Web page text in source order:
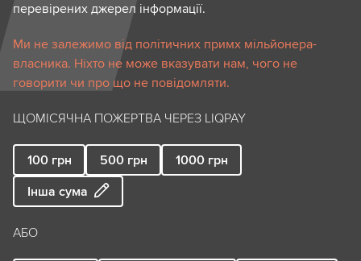
перевірених джерел інформації.
Ми не залежимо від політичних примх мільйонера-
власника. Ніхто не може вказувати нам, чого не
говорити чи про що не повідомляти.
ЩОМІСЯЧНА ПОЖЕРТВА ЧЕРЕЗ LIQPAY
100 грн 500 грн 1000 грн
Інша сума
АБО